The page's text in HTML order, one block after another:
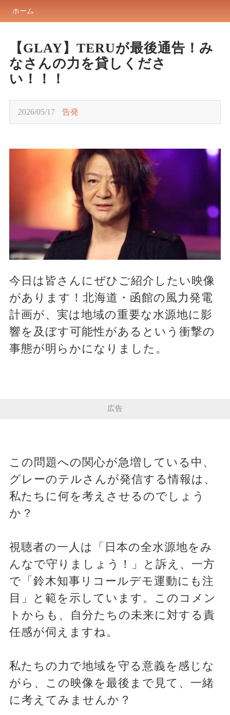
ホーム
【GLAY】TERUが最後通告！み
なさんの力を貸しくださ
い！！！
2026/05/17 告発
今日は皆さんにぜひご紹介したい映像
があります！北海道・函館の風力発電
計画が、実は地域の重要な水源地に影
響を及ぼす可能性があるという衝撃の
事態が明らかになりました。
広告
この問題への関心が急増している中、
グレーのテルさんが発信する情報は、
私たちに何を考えさせるのでしょう
か？
視聴者の一人は「日本の全水源地をみ
んなで守りましょう！」と訴え、一方
で「鈴木知事リコールデモ運動にも注
目」と範を示しています。このコメン
トからも、自分たちの未来に対する責
任感が伺えますね。
私たちの力で地域を守る意義を感じな
がら、この映像を最後まで見て、一緒
に考えてみませんか？